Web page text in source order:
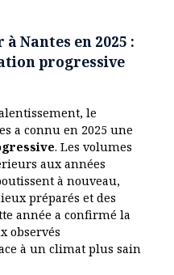
Nantes en 2025 :
progressive
le
a connu en 2025 une
. Les volumes
aux années
à nouveau,
préparés et des
année a confirmé la
observés
à un climat plus sain